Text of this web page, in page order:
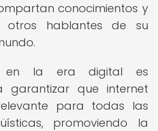
conocimientos y
otros hablantes de su
en la era digital es
garantizar que internet
para todas las
promoviendo la